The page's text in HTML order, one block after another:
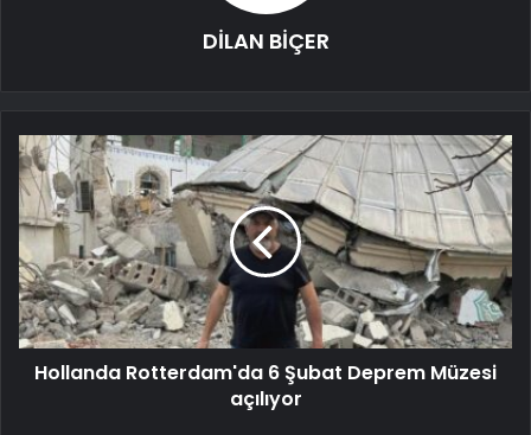
DİLAN BİÇER
Hollanda Rotterdam'da 6 Şubat Deprem Müzesi
açılıyor